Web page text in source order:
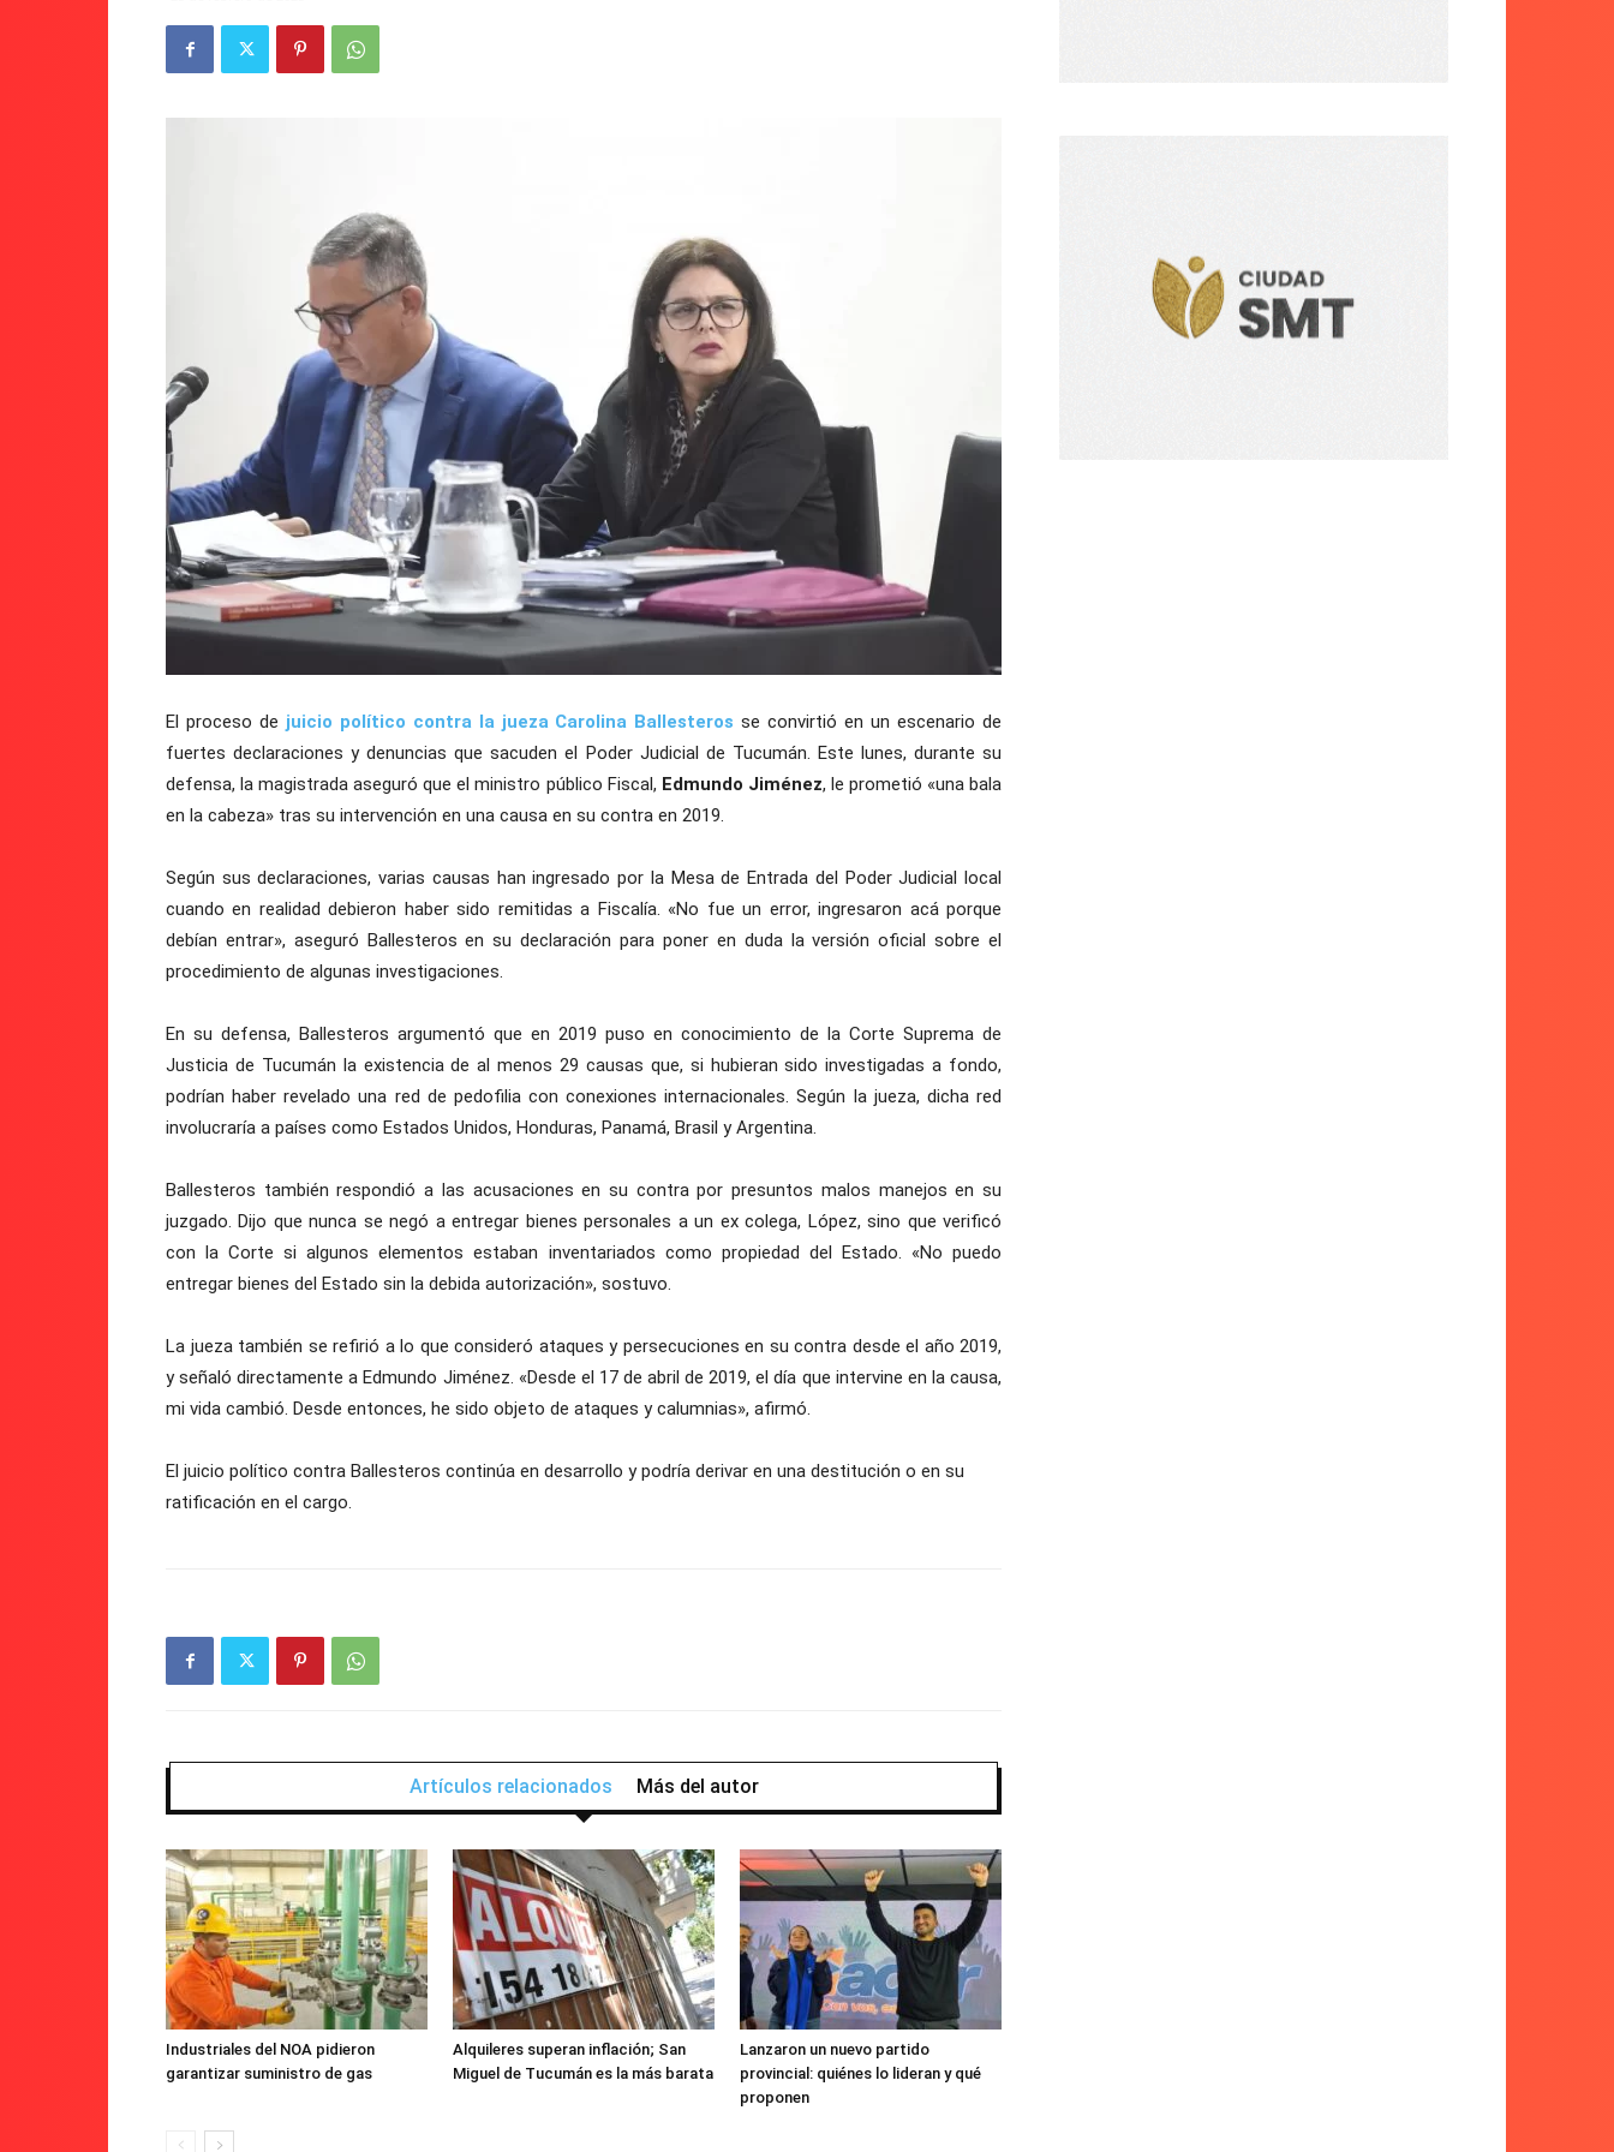
El proceso de juicio político contra la jueza Carolina Ballesteros se convirtió en un escenario de
fuertes declaraciones y denuncias que sacuden el Poder Judicial de Tucumán. Este lunes, durante su
defensa, la magistrada aseguró que el ministro público Fiscal, Edmundo Jiménez, le prometió «una bala
en la cabeza» tras su intervención en una causa en su contra en 2019.
Según sus declaraciones, varias causas han ingresado por la Mesa de Entrada del Poder Judicial local
cuando en realidad debieron haber sido remitidas a Fiscalía. «No fue un error, ingresaron acá porque
debían entrar», aseguró Ballesteros en su declaración para poner en duda la versión oficial sobre el
procedimiento de algunas investigaciones.
En su defensa, Ballesteros argumentó que en 2019 puso en conocimiento de la Corte Suprema de
Justicia de Tucumán la existencia de al menos 29 causas que, si hubieran sido investigadas a fondo,
podrían haber revelado una red de pedofilia con conexiones internacionales. Según la jueza, dicha red
involucraría a países como Estados Unidos, Honduras, Panamá, Brasil y Argentina.
Ballesteros también respondió a las acusaciones en su contra por presuntos malos manejos en su
juzgado. Dijo que nunca se negó a entregar bienes personales a un ex colega, López, sino que verificó
con la Corte si algunos elementos estaban inventariados como propiedad del Estado. «No puedo
entregar bienes del Estado sin la debida autorización», sostuvo.
La jueza también se refirió a lo que consideró ataques y persecuciones en su contra desde el año 2019,
y señaló directamente a Edmundo Jiménez. «Desde el 17 de abril de 2019, el día que intervine en la causa,
mi vida cambió. Desde entonces, he sido objeto de ataques y calumnias», afirmó.
El juicio político contra Ballesteros continúa en desarrollo y podría derivar en una destitución o en su
ratificación en el cargo.
Artículos relacionados Más del autor
Industriales del NOA pidieron
garantizar suministro de gas
Alquileres superan inflación; San
Miguel de Tucumán es la más barata
Lanzaron un nuevo partido
provincial: quiénes lo lideran y qué
proponen